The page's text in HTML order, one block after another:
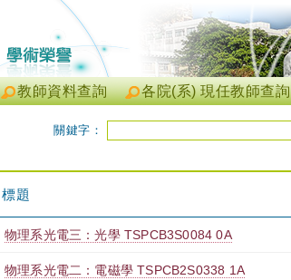
各院(系) 現任教師查詢
教師資料查詢
關鍵字：
標題
物理系光電三：光學 TSPCB3S0084 0A
物理系光電二：電磁學 TSPCB2S0338 1A